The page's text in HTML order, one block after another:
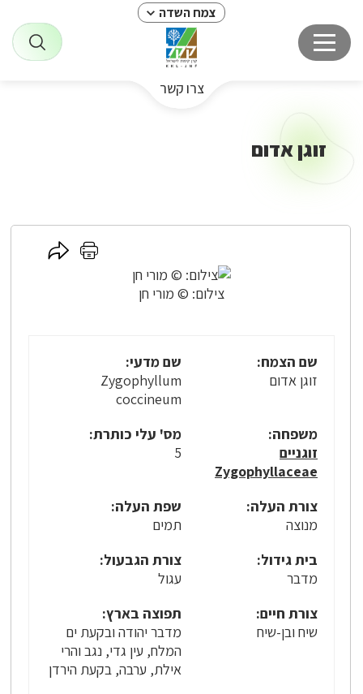
צמח השדה
צרו קשר
זוגן אדום
צילום: © מורי חן
לחץ
לחץ
שם הצמח:
זוגן אדום
שם מדעי:
Zygophyllum
coccineum
משפחה:
זוגניים
Zygophyllaceae
מס' עלי כותרת:
5
צורת העלה:
מנוצה
שפת העלה:
תמים
בית גידול:
מדבר
צורת הגבעול:
עגול
צורת חיים:
שיח ובן-שיח
תפוצה בארץ:
מדבר יהודה ובקעת ים
המלח, עין גדי, נגב והרי
אילת, ערבה, בקעת הירדן